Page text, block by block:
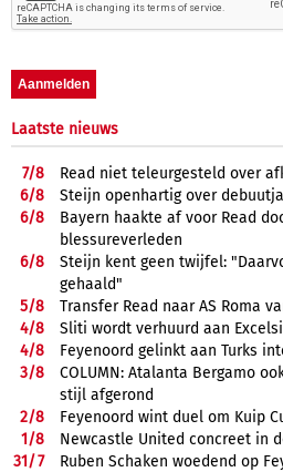
Laatste nieuws
7/8
Read niet teleurgesteld over
6/8
Steijn openhartig over
6/8
Bayern haakte af voor Read
blessureverleden
6/8
Steijn kent geen twijfel:
gehaald"
5/8
Transfer Read naar AS Roma
4/8
Sliti wordt verhuurd aan
4/8
Feyenoord gelinkt aan Turks
3/8
COLUMN: Atalanta Bergamo
stijl afgerond
2/8
Feyenoord wint duel om Kuip
1/8
Newcastle United concreet in
31/7
Ruben Schaken woedend op